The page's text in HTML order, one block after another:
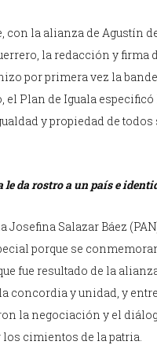
con la alianza de Agustín
la redacción y firma
por primera vez la
el Plan de Iguala especificó
y propiedad de
le da rostro a un país e
Josefina Salazar Báez
porque se
fue resultado de la
concordia y unidad, y
la negociación y el
los cimientos de la patria.